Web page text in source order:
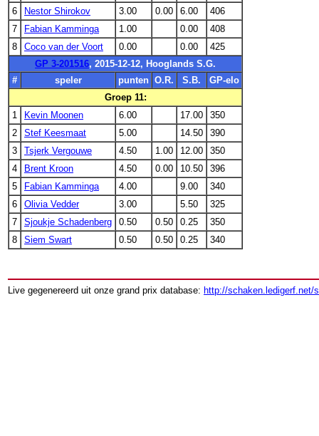
6
Nestor Shirokov 3.00 0.00 6.00
406
7
Fabian Kamminga 1.00 0.00
408
8
Coco van der Voort 0.00 0.00
425
GP 3-201516, 2015-12-12, Hooglands S.G.
#
speler punten O.R. S.B.
GP-elo
Groep 11:
1
Kevin Moonen 6.00 17.00
350
2
Stef Keesmaat 5.00 14.50
390
3
Tsjerk Vergouwe 4.50 1.00 12.00
350
4
Brent Kroon 4.50 0.00 10.50
396
5
Fabian Kamminga 4.00 9.00
340
6
Olivia Vedder 3.00 5.50
325
7
Sjoukje Schadenberg 0.50 0.50 0.25
350
8
Siem Swart 0.50 0.50 0.25 340
Live gegenereerd uit onze grand prix database: http://schaken.ledigerf.net/